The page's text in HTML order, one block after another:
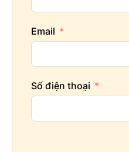
Email
Số điện thoại